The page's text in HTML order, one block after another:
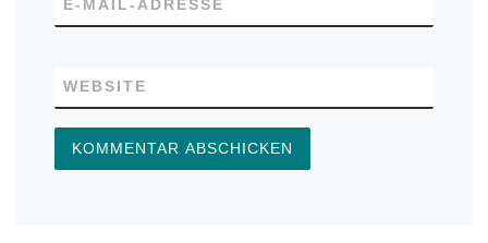
E-MAIL-ADRESSE
WEBSITE